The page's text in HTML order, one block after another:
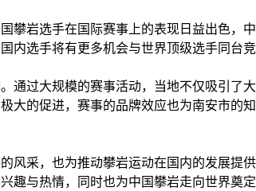
攀岩选手在国际赛事上的表现日益出色，
内选手将有更多机会与世界顶级选手同台
通过大规模的赛事活动，当地不仅吸引了
大的促进，赛事的品牌效应也为南安市的
风采，也为推动攀岩运动在国内的发展提
趣与热情，同时也为中国攀岩走向世界奠